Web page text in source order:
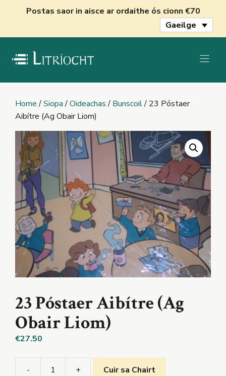
Postas saor in aisce ar ordaithe ós cionn €70
Gaeilge
Home/Siopa/Oideachas/ Bunscoil/ 23 Póstaer
Aibítre (Ag Obair Liom)
23 Póstaer Aibítre (Ag
Obair Liom)
€27.50
- + Cuir sa Chairt